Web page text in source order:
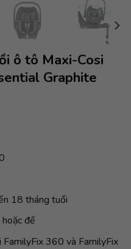
ô tô Maxi-Cosi
Graphite
18 tháng tuổi
đế
360 và FamilyFix